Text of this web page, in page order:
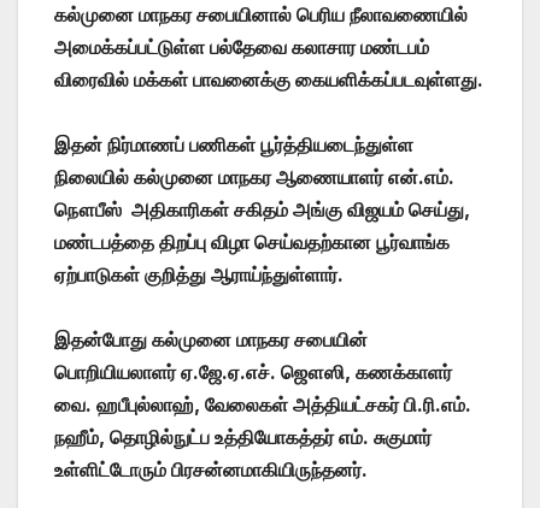
கல்முனை மாநகர சபையினால் பெரிய நீலாவணையில்
அமைக்கப்பட்டுள்ள பல்தேவை கலாசார மண்டபம்
விரைவில் மக்கள் பாவனைக்கு கையளிக்கப்படவுள்ளது.
இதன் நிர்மாணப் பணிகள் பூர்த்தியடைந்துள்ள
நிலையில் கல்முனை மாநகர ஆணையாளர் என்.எம்.
நௌபீஸ் அதிகாரிகள் சகிதம் அங்கு விஜயம் செய்து,
மண்டபத்தை திறப்பு விழா செய்வதற்கான பூர்வாங்க
ஏற்பாடுகள் குறித்து ஆராய்ந்துள்ளார்.
இதன்போது கல்முனை மாநகர சபையின்
பொறியியலாளர் ஏ.ஜே.ஏ.எச். ஜௌஸி, கணக்காளர்
வை. ஹபீபுல்லாஹ், வேலைகள் அத்தியட்சகர் பி.ரி.எம்.
நஹீம், தொழில்நுட்ப உத்தியோகத்தர் எம். சுகுமார்
உள்ளிட்டோரும் பிரசன்னமாகியிருந்தனர்.